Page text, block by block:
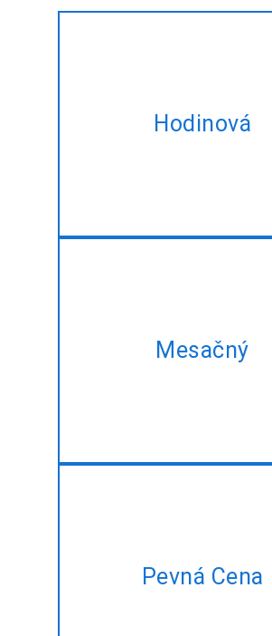
Hodinová
hodinovom základe
Mesačný
rovnaké EmberJS-
rozvoj služieb v
Pevná Cena
čas na správu?